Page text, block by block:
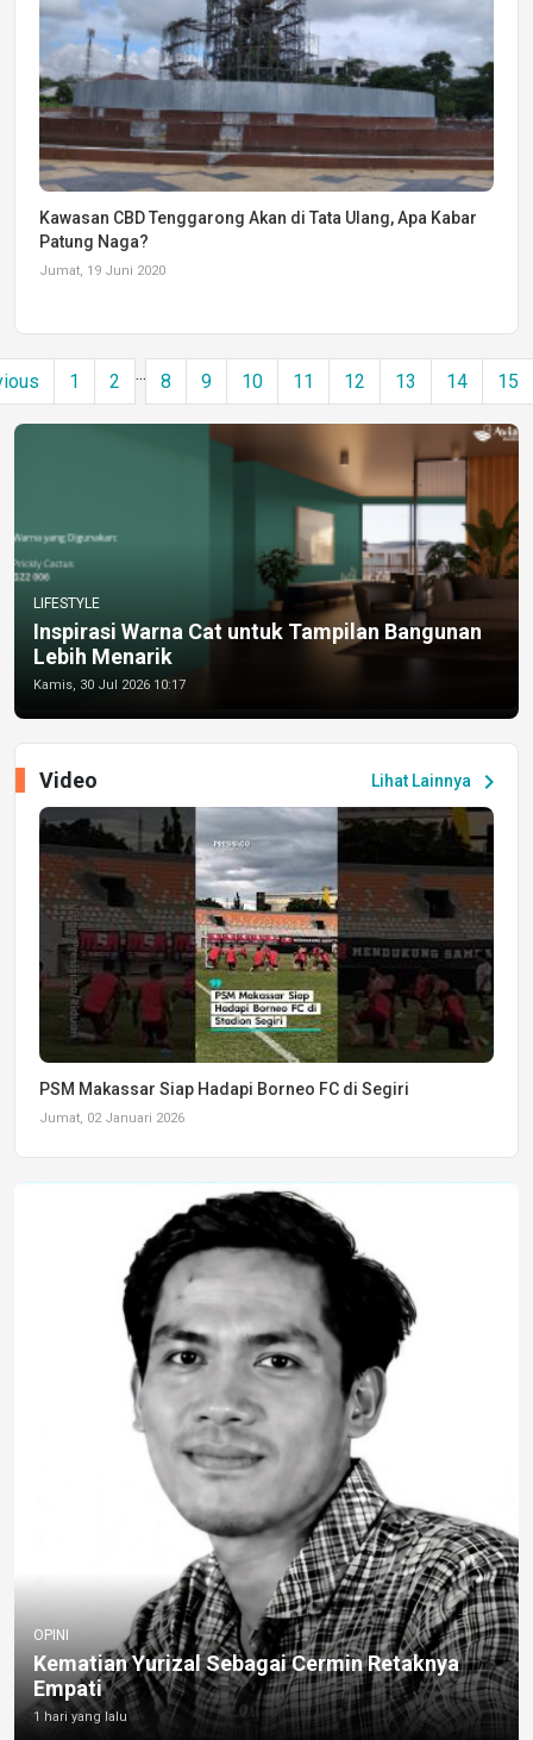
Kawasan CBD Tenggarong Akan di Tata Ulang, Apa Kabar
Patung Naga?
Jumat, 19 Juni 2020
1 2 ... 8 9 10 11 12 13 14 15
LIFESTYLE
Inspirasi Warna Cat untuk Tampilan Bangunan
Lebih Menarik
Kamis, 30 Jul 2026 10:17
Lihat Lainnya chevron_right
Video
PSM Makassar Siap Hadapi Borneo FC di Segiri
Jumat, 02 Januari 2026
OPINI
Kematian Yurizal Sebagai Cermin Retaknya
Empati
1 hari yang lalu